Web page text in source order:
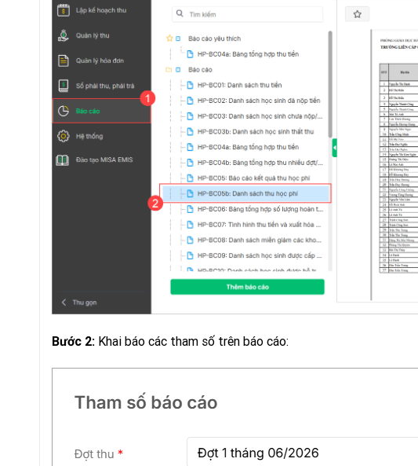
Bước 2: Khai báo các tham số trên báo cáo: